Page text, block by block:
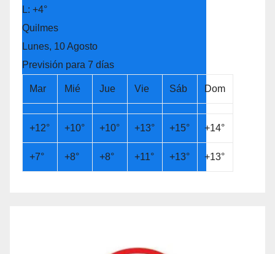
L: +4°
Quilmes
Lunes, 10 Agosto
Previsión para 7 días
Mar Mié Jue Vie Sáb Dom
+12° +10° +10° +13° +15° +14°
+7° +8° +8° +11° +13° +13°